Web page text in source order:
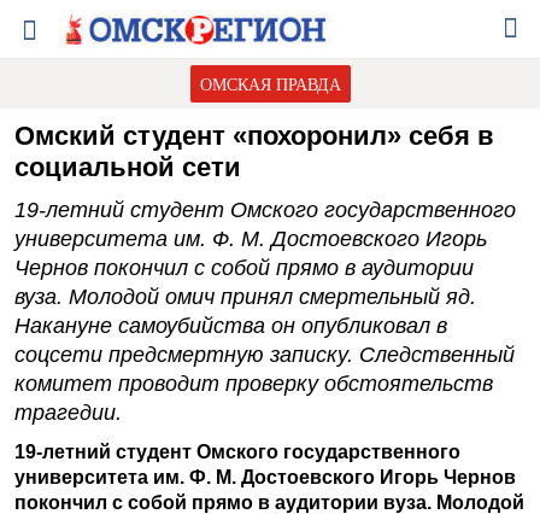
ОМСКАЯ ПРАВДА
Омский студент «похоронил» себя в
социальной сети
19-летний студент Омского государственного
университета им. Ф. М. Достоевского Игорь
Чернов покончил с собой прямо в аудитории
вуза. Молодой омич принял смертельный яд.
Накануне самоубийства он опубликовал в
соцсети предсмертную записку. Следственный
комитет проводит проверку обстоятельств
трагедии.
19-летний студент Омского государственного
университета им. Ф. М. Достоевского Игорь Чернов
покончил с собой прямо в аудитории вуза. Молодой